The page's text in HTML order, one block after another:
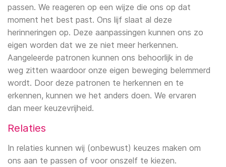
passen. We reageren op een wijze die ons op dat
moment het best past. Ons lijf slaat al deze
herinneringen op. Deze aanpassingen kunnen ons zo
eigen worden dat we ze niet meer herkennen.
Aangeleerde patronen kunnen ons behoorlijk in de
weg zitten waardoor onze eigen beweging belemmerd
wordt. Door deze patronen te herkennen en te
erkennen, kunnen we het anders doen. We ervaren
dan meer keuzevrijheid.
Relaties
In relaties kunnen wij (onbewust) keuzes maken om
ons aan te passen of voor onszelf te kiezen.
Reumatoïde artritis
Oncologische aandoeningen
Oedeem
Groei- en ontwikkelingsproblemen bij
kinderen
Rozanna Alsaadi
Wout Buijs
Drs. Joke van Bokkem
Hanneke Ligtenberg
Laura Frijters